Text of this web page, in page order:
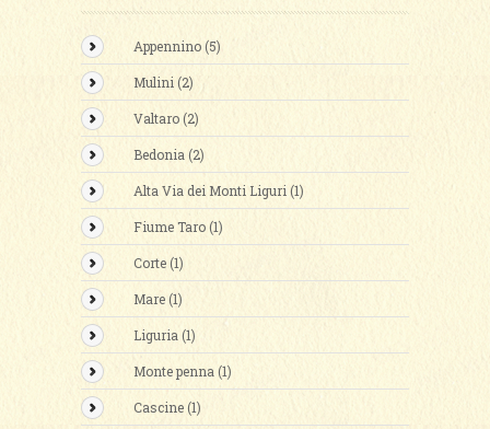
Appennino (5)
Mulini (2)
Valtaro (2)
Bedonia (2)
Alta Via dei Monti Liguri (1)
Fiume Taro (1)
Corte (1)
Mare (1)
Liguria (1)
Monte penna (1)
Cascine (1)